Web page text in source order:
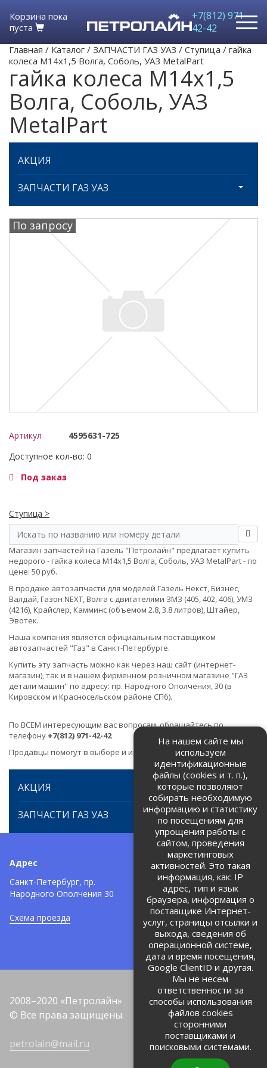
Корзина пока
пуста
+7(812) 971-
42-42
Главная / Каталог / ЗАПЧАСТИ ГАЗ УАЗ / Ступица / гайка
колеса М14х1,5 Волга, Соболь, УАЗ MetalPart
гайка колеса М14х1,5
Волга, Соболь, УАЗ
MetalPart
АКЦИЯ
ЗАПЧАСТИ ГАЗ УАЗ
По запросу
Артикул
4595631-725
Доступное кол-во: 0
Под заказ
Ступица >
Магазин запчастей на Газель "Петролайн" предлагает купить
недорого - гайка колеса М14х1,5 Волга, Соболь, УАЗ MetalPart - по
цене: 50 руб.
В продаже автозапчасти для моделей Газель Некст, Бизнес,
Валдай, Газон NEXT, Волга с двигателями ЗМЗ (405, 402, 406), УМЗ
(4216), Крайслер, Камминс (объемом 2.8, 3.8 литров), Штайер,
Эвотек.
Наша компания является официальным поставщиком
автозапчастей "Газ" в Санкт-Петербурге.
Купить эту запчасть можно как через наш сайт (интернет-
магазин), так и в нашем фирменном розничном магазине "ГАЗ
детали машин" по адресу: пр. Народного Ополчения, 30 (в
Кировском и Красносельском районе СПб).
По ВСЕМ интересующим вас вопросам, обращайтесь по
телефону +7(812) 971-42-42
Продавцы помогут в выборе и идентификации товара.
АКЦИЯ
ЗАПЧАСТИ ГАЗ УАЗ
Адрес
Санкт-Петербург, пр.
Народного Ополчения 30
Схема проезда
Телефоны:
+7 (812) 971-42-42
Политика об обработке и
защите персональных данных
Соглашение на обработку
персональных данных
2008–2020 «Петролайн»
© Все права защищены.
petrolain@mail.ru
На нашем сайте мы
используем
идентификационные
файлы (cookies и т. п.),
которые позволяют
собирать необходимую
информацию и статистику
по посещениям для
упрощения работы с
сайтом, проведения
маркетинговых
активностей. Это такая
информация, как: IP
адрес, тип и язык
браузера, информация о
поставщике Интернет-
услуг, страницы отсылки и
выхода, сведения об
операционной системе,
дата и время посещения,
Google ClientID и другая.
Мы не несем
ответственности за
способы использования
файлов cookies
сторонними
поставщиками и
поисковыми системами.